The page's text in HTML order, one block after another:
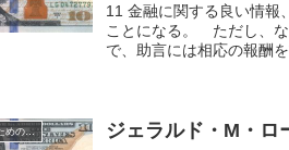
11 金融に関する良い情
ことになる。 ただし、な
で、助言には相応の報酬
投資を生き抜くための戦い ジェラルド・M・ロ